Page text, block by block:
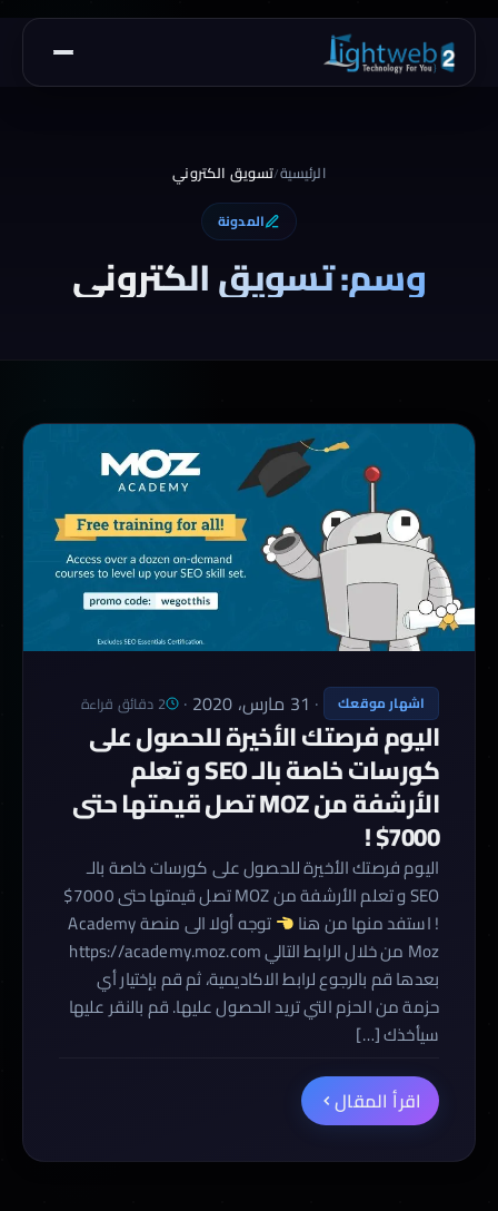
الرئيسية/تسويق الكتروني
المدونة
وسم: تسويق الكتروني
اشهار موقعك · 31 مارس، 2020 · 2 دقائق قراءة
اليوم فرصتك الأخيرة للحصول على
كورسات خاصة بالـ SEO و تعلم
الأرشفة من MOZ تصل قيمتها حتى
7000$ !
اليوم فرصتك الأخيرة للحصول على كورسات خاصة بالـ
SEO و تعلم الأرشفة من MOZ تصل قيمتها حتى 7000$
! استفد منها من هنا
توجه أولا الى منصة Academy
Moz من خلال الرابط التالي https://academy.moz.com
بعدها قم بالرجوع لرابط الاكاديمية، ثم قم بإختيار أي
حزمة من الحزم التي تريد الحصول عليها. قم بالنقر عليها
سيأخذك […]
اقرأ المقال